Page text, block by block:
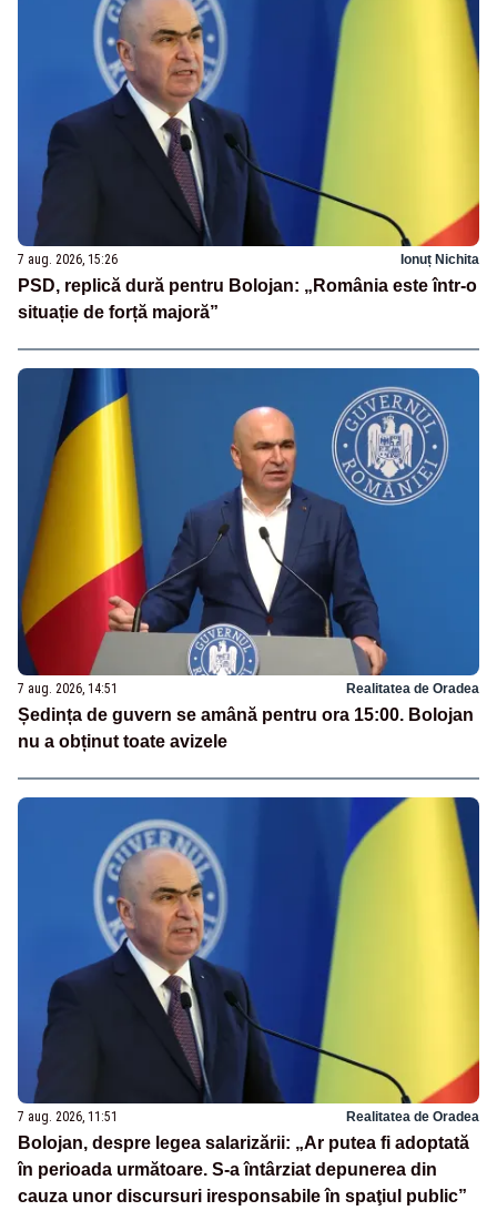
7 aug. 2026, 15:26 Ionuț Nichita
PSD, replică dură pentru Bolojan: „România este într-o
situație de forță majoră”
7 aug. 2026, 14:51 Realitatea de Oradea
Ședința de guvern se amână pentru ora 15:00. Bolojan
nu a obținut toate avizele
7 aug. 2026, 11:51 Realitatea de Oradea
Bolojan, despre legea salarizării: „Ar putea fi adoptată
în perioada următoare. S-a întârziat depunerea din
cauza unor discursuri iresponsabile în spaţiul public”